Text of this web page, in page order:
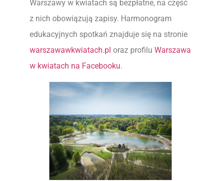
Warszawy w kwiatach są bezpłatne, na część
z nich obowiązują zapisy. Harmonogram
edukacyjnych spotkań znajduje się na stronie
warszawawkwiatach.pl oraz profilu Warszawa
w kwiatach na Facebooku.